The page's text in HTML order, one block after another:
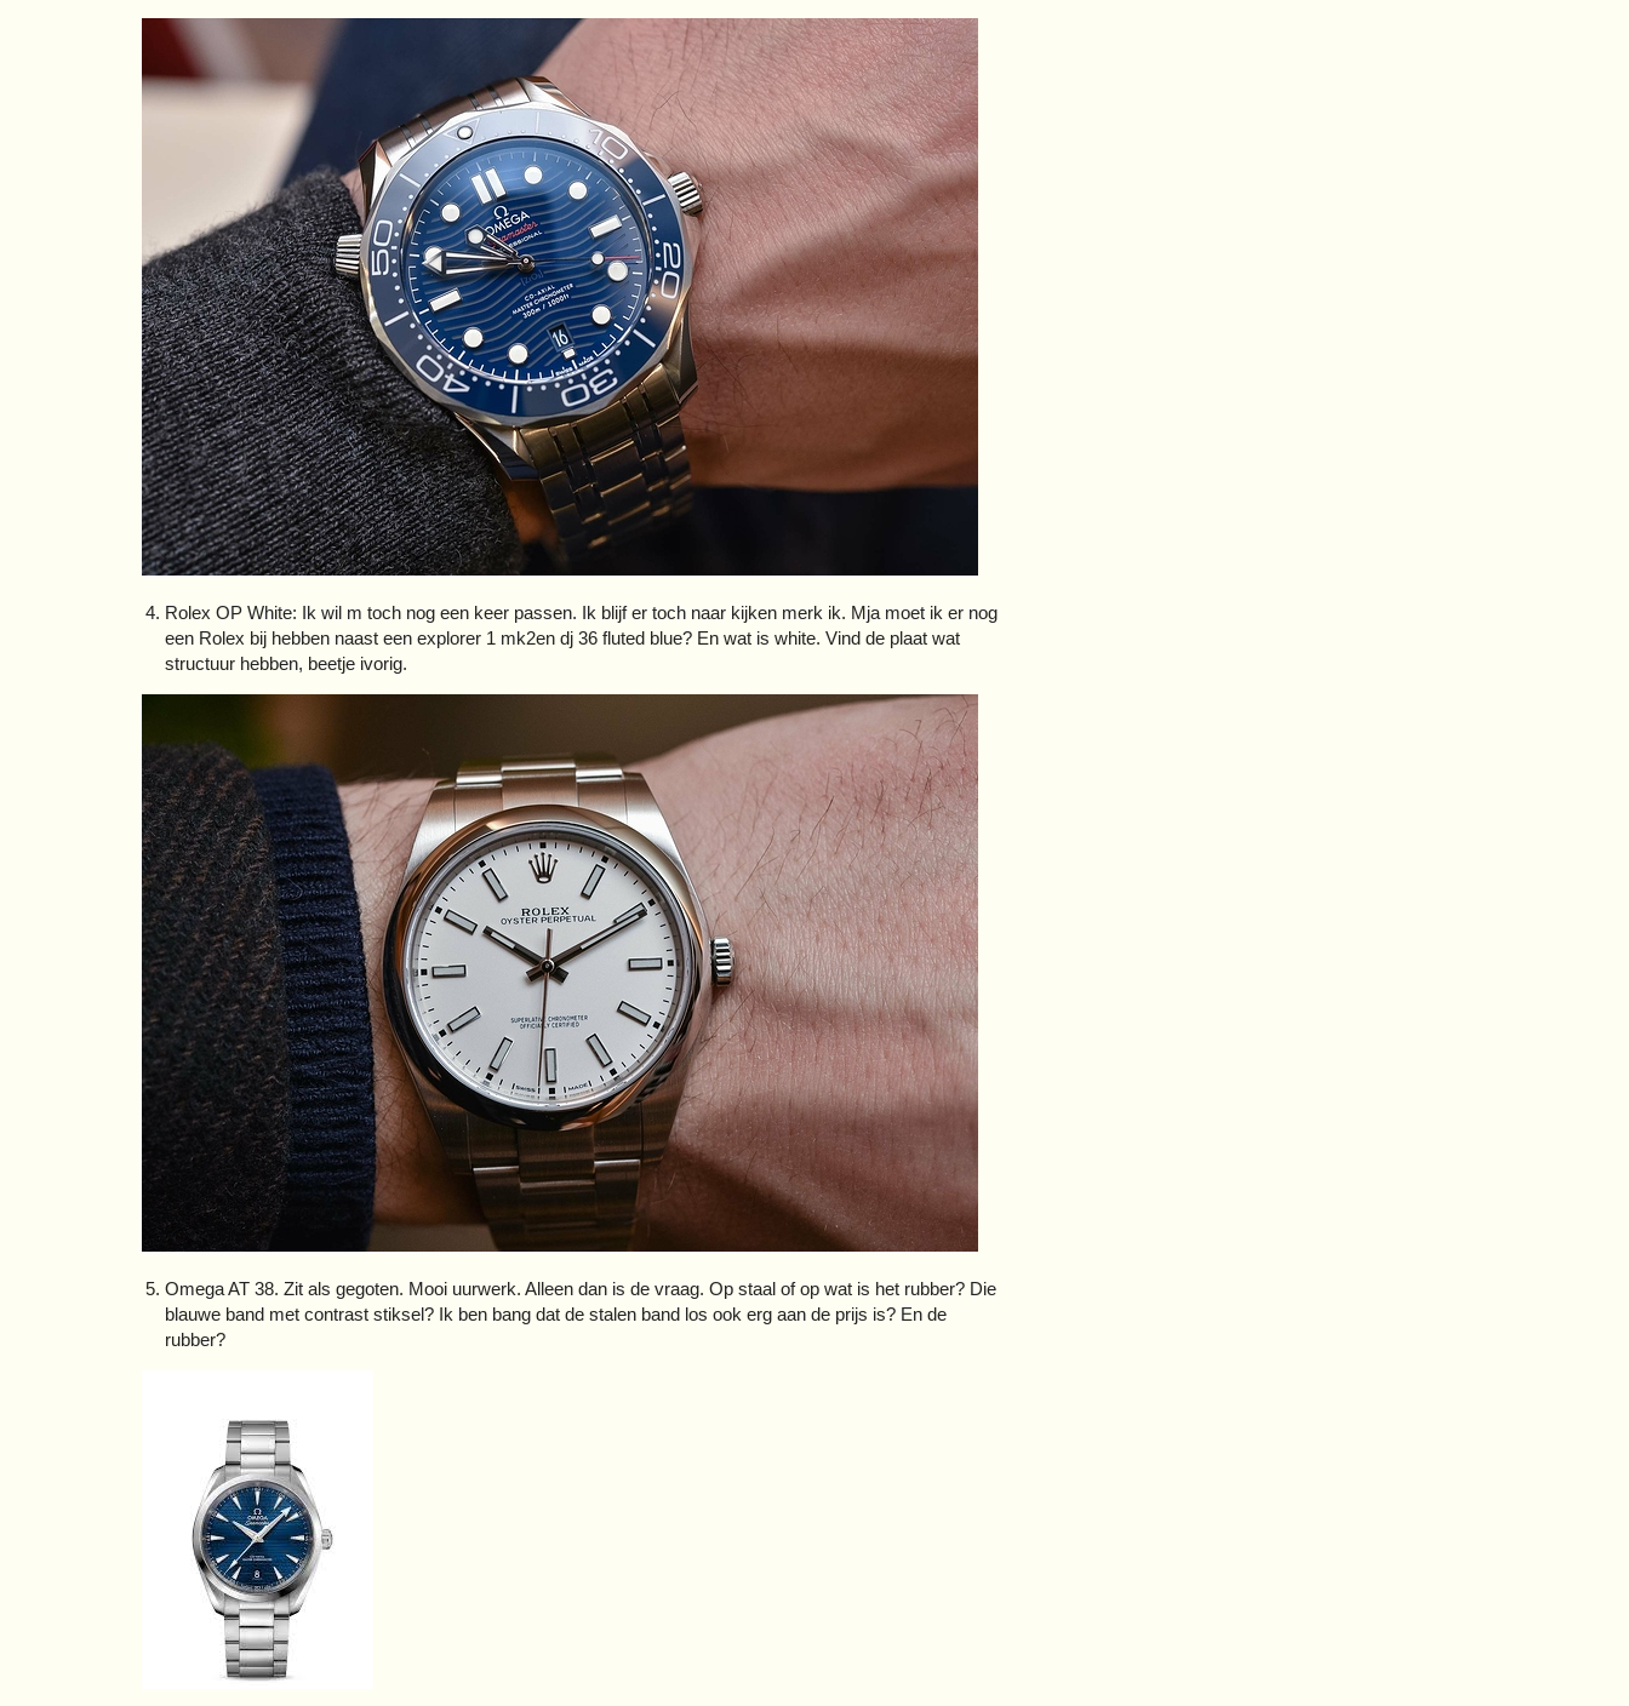
Rolex OP White: Ik wil m toch nog een keer passen. Ik blijf er toch naar kijken merk ik. Mja moet ik er nog
een Rolex bij hebben naast een explorer 1 mk2en dj 36 fluted blue? En wat is white. Vind de plaat wat
structuur hebben, beetje ivorig.
Omega AT 38. Zit als gegoten. Mooi uurwerk. Alleen dan is de vraag. Op staal of op wat is het rubber? Die
blauwe band met contrast stiksel? Ik ben bang dat de stalen band los ook erg aan de prijs is? En de
rubber?